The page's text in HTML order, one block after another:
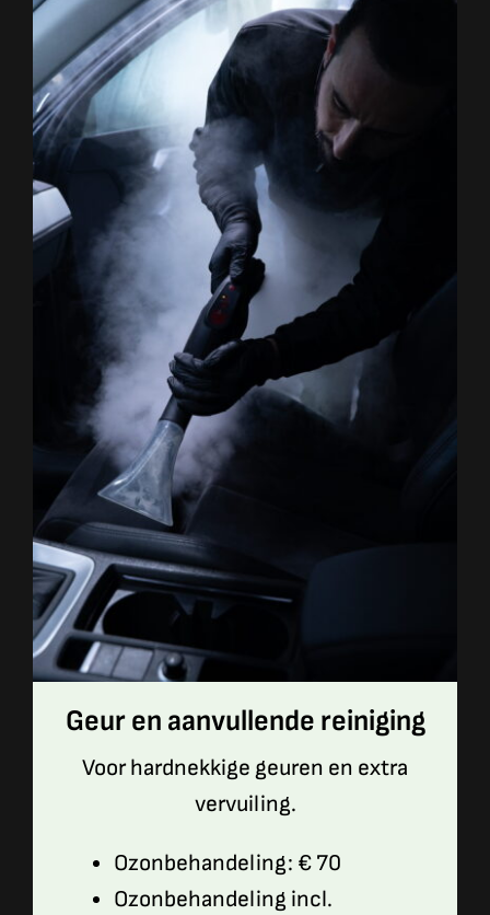
Geur en aanvullende reiniging
Voor hardnekkige geuren en extra
vervuiling.
Ozonbehandeling: € 70
Ozonbehandeling incl.